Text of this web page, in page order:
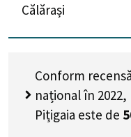
Călărași
Conform
național în
Pițigaia este de